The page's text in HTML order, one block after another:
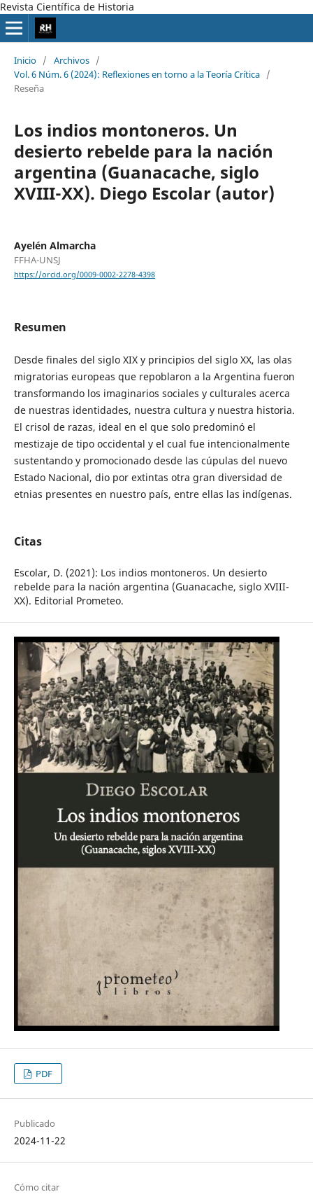
Revista Científica de Historia
Inicio / Archivos /
Vol. 6 Núm. 6 (2024): Reflexiones en torno a la Teoría Crítica /
Reseña
Los indios montoneros. Un
desierto rebelde para la nación
argentina (Guanacache, siglo
XVIII-XX). Diego Escolar (autor)
Ayelén Almarcha
FFHA-UNSJ
https://orcid.org/0009-0002-2278-4398
Resumen
Desde finales del siglo XIX y principios del siglo XX, las olas
migratorias europeas que repoblaron a la Argentina fueron
transformando los imaginarios sociales y culturales acerca
de nuestras identidades, nuestra cultura y nuestra historia.
El crisol de razas, ideal en el que solo predominó el
mestizaje de tipo occidental y el cual fue intencionalmente
sustentando y promocionado desde las cúpulas del nuevo
Estado Nacional, dio por extintas otra gran diversidad de
etnias presentes en nuestro país, entre ellas las indígenas.
Citas
Escolar, D. (2021): Los indios montoneros. Un desierto
rebelde para la nación argentina (Guanacache, siglo XVIII-
XX). Editorial Prometeo.
PDF
Publicado
2024-11-22
Cómo citar